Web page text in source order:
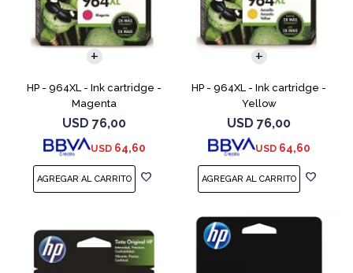
HP - 964XL - Ink cartridge -
Magenta
USD 76,00
USD 64,60
HP - 964XL - Ink cartridge -
Yellow
USD 76,00
USD 64,60